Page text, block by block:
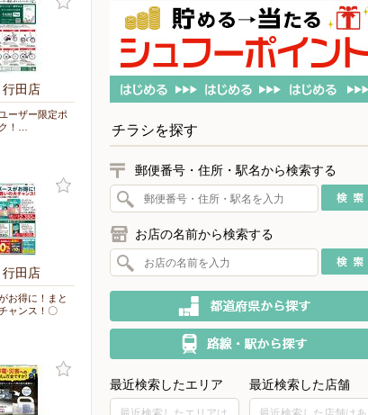
行田店
ーザー限定ポ
！…
行田店
お得に！まと
ャンス！〇
チラシを探す
郵便番号・住所・駅名から検索する
お店の名前から検索する
最近検索したエリア 最近検索した店舗